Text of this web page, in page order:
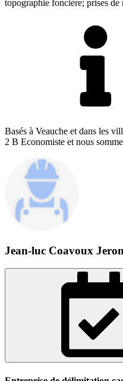
topographie foncière; prises de
Basés à Veauche et dans les
2 B Economiste et nous
Jean-luc Coavoux